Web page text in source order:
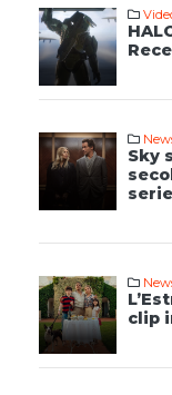
Sky
serie
clip